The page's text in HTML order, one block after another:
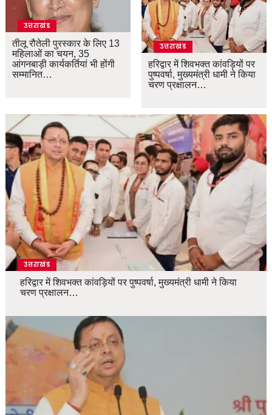
उत्तराखंड
तीलू रौतेली पुरस्कार के लिए 13
महिलाओं का चयन, 35
आंगनबाड़ी कार्यकर्तियां भी होंगी
सम्मानित…
उत्तराखंड
हरिद्वार में शिवभक्त कांवड़ियों पर
पुष्पवर्षा, मुख्यमंत्री धामी ने किया
चरण प्रक्षालन…
उत्तराखंड
हरिद्वार में शिवभक्त कांवड़ियों पर पुष्पवर्षा, मुख्यमंत्री धामी ने किया
चरण प्रक्षालन…